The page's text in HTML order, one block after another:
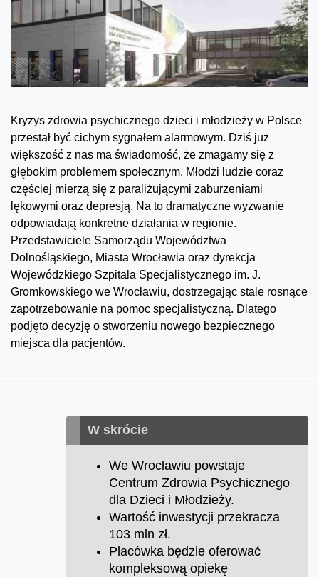
Kryzys zdrowia psychicznego dzieci i młodzieży w Polsce
przestał być cichym sygnałem alarmowym. Dziś już
większość z nas ma świadomość, że zmagamy się z
głębokim problemem społecznym. Młodzi ludzie coraz
częściej mierzą się z paraliżującymi zaburzeniami
lękowymi oraz depresją. Na to dramatyczne wyzwanie
odpowiadają konkretne działania w regionie.
Przedstawiciele Samorządu Województwa
Dolnośląskiego, Miasta Wrocławia oraz dyrekcja
Wojewódzkiego Szpitala Specjalistycznego im. J.
Gromkowskiego we Wrocławiu, dostrzegając stale rosnące
zapotrzebowanie na pomoc specjalistyczną. Dlatego
podjęto decyzję o stworzeniu nowego bezpiecznego
miejsca dla pacjentów.
W skrócie
We Wrocławiu powstaje
Centrum Zdrowia Psychicznego
dla Dzieci i Młodzieży.
Wartość inwestycji przekracza
103 mln zł.
Placówka będzie oferować
kompleksową opiekę